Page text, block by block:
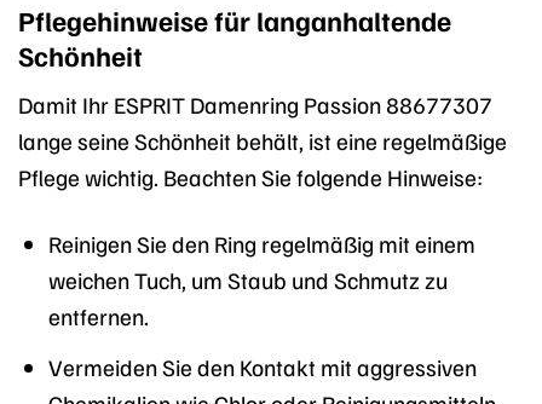
Pflegehinweise für langanhaltende
Schönheit
Damit Ihr ESPRIT Damenring Passion 88677307
lange seine Schönheit behält, ist eine regelmäßige
Pflege wichtig. Beachten Sie folgende Hinweise:
Reinigen Sie den Ring regelmäßig mit einem
weichen Tuch, um Staub und Schmutz zu
entfernen.
Vermeiden Sie den Kontakt mit aggressiven